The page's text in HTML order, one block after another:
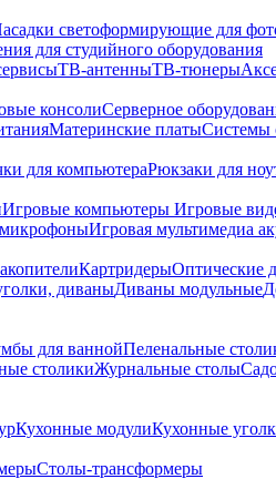
светоформирующие для
для студийного оборудования
ТВ-антенныТВ-тюнеры
консолиСерверное
Материнские платыСистемы
для компьютераРюкзаки для
Игровые компьютеры Игровые
Игровая мультимедиа
КартридерыОптические
диваныДиваны модульные
для ваннойПеленальные
столикиЖурнальные столы
Кухонные модулиКухонные
Столы-трансформеры